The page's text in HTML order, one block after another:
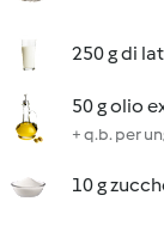
250 g di
50 g olio
+ q.b. per
10 g